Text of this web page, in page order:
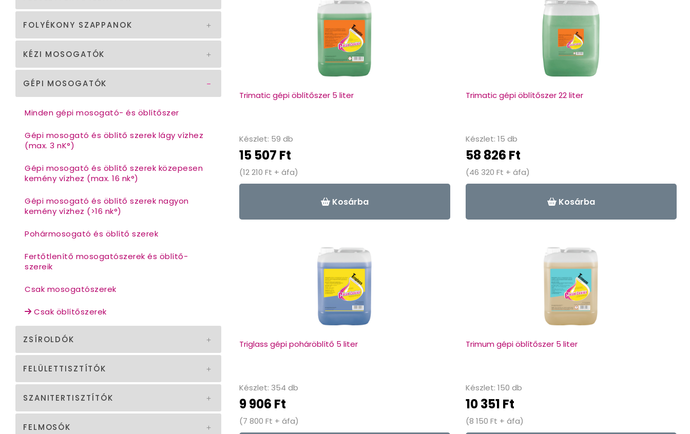
FOLYÉKONY SZAPPANOK
KÉZI MOSOGATÓK
GÉPI MOSOGATÓK
Minden gépi mosogató- és öblítőszer
Gépi mosogató és öblítő szerek lágy vízhez
(max. 3 nK°)
Gépi mosogató és öblítő szerek közepesen
kemény vízhez (max. 16 nk°)
Gépi mosogató és öblítő szerek nagyon
kemény vízhez (>16 nk°)
Pohármosogató és öblítő szerek
Fertőtlenítő mosogatószerek és öblítő-
szereik
Csak mosogatószerek
Csak öblítőszerek
ZSÍROLDÓK
FELÜLETTISZTÍTÓK
SZANITERTISZTÍTÓK
FELMOSÓK
Trimatic gépi öblítőszer 5 liter
Készlet: 59 db
15 507 Ft
(12 210 Ft + áfa)
Kosárba +
Trimatic gépi öblítőszer 22 liter
Készlet: 15 db
58 826 Ft
(46 320 Ft + áfa)
Kosárba
Triglass gépi poháröblítő 5 liter
Készlet: 354 db
9 906 Ft
(7 800 Ft + áfa)
Trimum gépi öblítőszer 5 liter
Készlet: 150 db
10 351 Ft
(8 150 Ft + áfa)